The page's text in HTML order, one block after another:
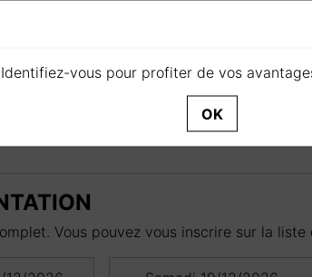
entier,
ce spectacle mêle théâtre, poésie, musique
où rire, émotion et émerveillement
Vous pouvez vous inscrire sur la liste
Identifiez-vous pour profiter de vos
OK